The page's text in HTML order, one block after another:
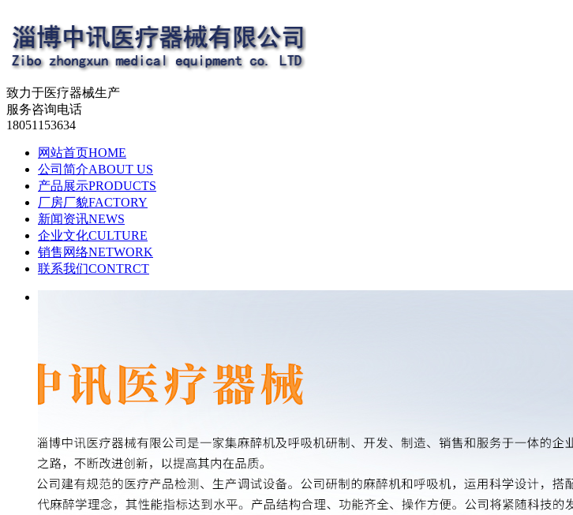
致力于医疗器械生产
服务咨询电话
18051153634
网站首页HOME
公司简介ABOUT US
产品展示PRODUCTS
厂房厂貌FACTORY
新闻资讯NEWS
企业文化CULTURE
销售网络NETWORK
联系我们CONTRCT